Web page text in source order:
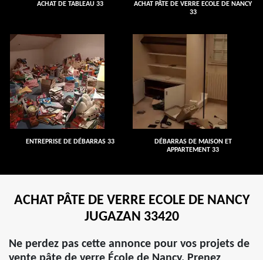
ACHAT DE TABLEAU 33
ACHAT PÂTE DE VERRE ECOLE DE NANCY
33
ENTREPRISE DE DÉBARRAS 33
DÉBARRAS DE MAISON ET
APPARTEMENT 33
ACHAT PÂTE DE VERRE ECOLE DE NANCY
JUGAZAN 33420
Ne perdez pas cette annonce pour vos projets de